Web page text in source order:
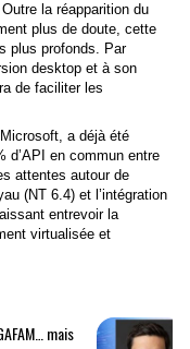
la réapparition du
plus de doute, cette
plus profonds. Par
desktop et à son
de faciliter les
a déjà été
d’API en commun entre
attentes autour de
(NT 6.4) et l’intégration
entrevoir la
virtualisée et
mais